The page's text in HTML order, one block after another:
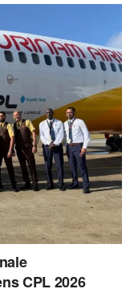
CPL 2026